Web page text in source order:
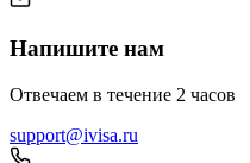
Напишите нам
Отвечаем в течение 2 часов
support@ivisa.ru